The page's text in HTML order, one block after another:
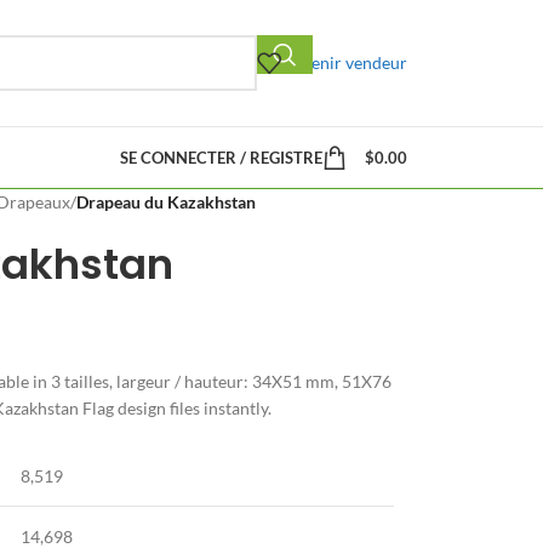
Devenir vendeur
SE CONNECTER / REGISTRE $0.00
/Drapeau du Kazakhstan
in 3 tailles, largeur / hauteur: 34X51 mm, 51X76
Flag design files instantly.
8,519
14,698